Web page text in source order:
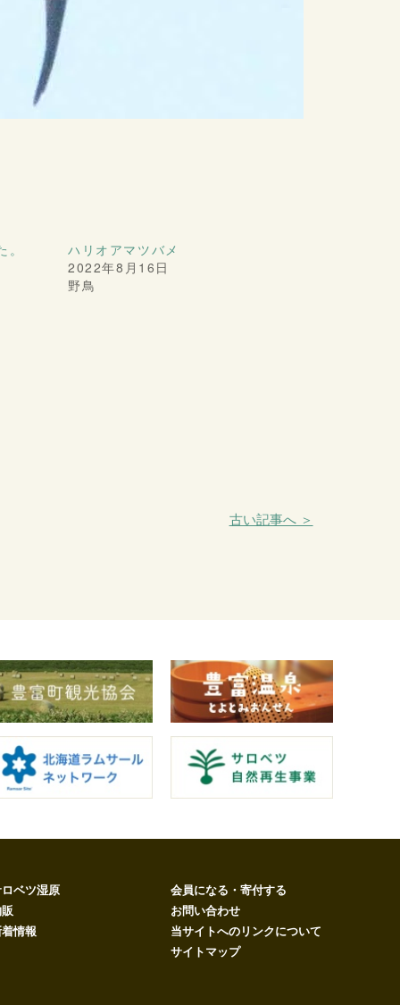
ハリオアマツバメ
2022年8月16日
野鳥
古い記事へ ＞
ベツ湿原
情報
会員になる・寄付する
お問い合わせ
当サイトへのリンクについて
サイトマップ